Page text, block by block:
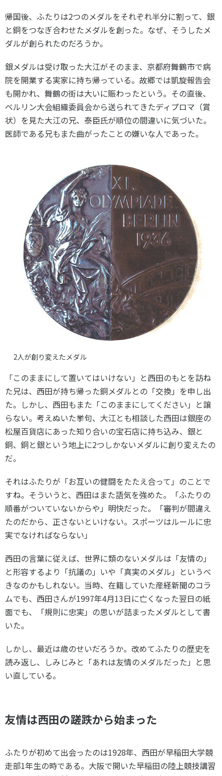
帰国後、ふたりは2つのメダルをそれぞれ半分に割って、銀
と銅をつなぎ合わせたメダルを創った。なぜ、そうしたメ
ダルが創られたのだろうか。
銀メダルは受け取った大江がそのまま、京都府舞鶴市で病
院を開業する実家に持ち帰っている。故郷では凱旋報告会
も開かれ、舞鶴の街は大いに賑わったという。その直後、
ベルリン大会組織委員会から送られてきたディプロマ（賞
状）を見た大江の兄、泰臣氏が順位の間違いに気づいた。
医師である兄もまた曲がったことの嫌いな人であった。
2人が創り変えたメダル
「このままにして置いてはいけない」と西田のもとを訪ね
た兄は、西田が持ち帰った銅メダルとの「交換」を申し出
た。しかし、西田もまた「このままにしてください」と譲
らない。考えぬいた挙句、大江とも相談した西田は銀座の
松屋百貨店にあった知り合いの宝石店に持ち込み、銀と
銅、銅と銀という地上に2つしかないメダルに創り変えたの
だ。
それはふたりが「お互いの健闘をたたえ合って」のことで
すね。そういうと、西田はまた語気を強めた。「ふたりの
順番がついていないからや」明快だった。「審判が間違え
たのだから、正さないといけない。スポーツはルールに忠
実でなければならない」
西田の言葉に従えば、世界に類のないメダルは「友情の」
と形容するより「抗議の」いや「真実のメダル」というべ
きなのかもしれない。当時、在籍していた産経新聞のコラ
ムでも、西田さんが1997年4月13日に亡くなった翌日の紙
面でも、「規則に忠実」の思いが詰まったメダルとして書
いた。
しかし、最近は歳のせいだろうか。改めてふたりの歴史を
読み返し、しみじみと「あれは友情のメダルだった」と思
い直している。
友情は西田の蹉跌から始まった
ふたりが初めて出会ったのは1928年、西田が早稲田大学競
走部1年生の時である。大阪で開いた早稲田の陸上競技講習